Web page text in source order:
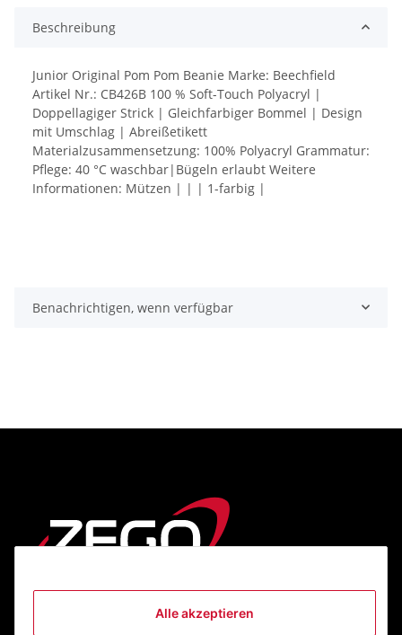
Alle akzeptieren
Beschreibung
Junior Original Pom Pom Beanie Marke: Beechfield
Artikel Nr.: CB426B 100 % Soft-Touch Polyacryl |
Doppellagiger Strick | Gleichfarbiger Bommel | Design
mit Umschlag | Abreißetikett
Materialzusammensetzung: 100% Polyacryl Grammatur:
Pflege: 40 °C waschbar|Bügeln erlaubt Weitere
Informationen: Mützen | | | 1-farbig |
Benachrichtigen, wenn verfügbar
Informationen